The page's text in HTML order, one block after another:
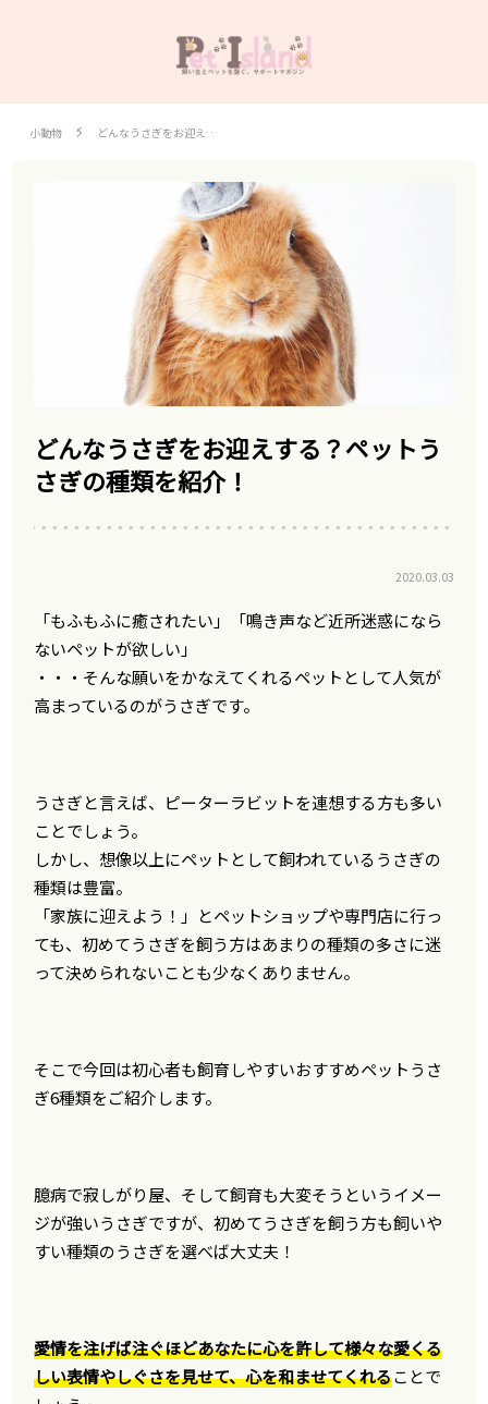
小動物 どんなうさぎをお迎え…
どんなうさぎをお迎えする？ペットう
さぎの種類を紹介！
2020.03.03
「もふもふに癒されたい」「鳴き声など近所迷惑になら
ないペットが欲しい」
・・・そんな願いをかなえてくれるペットとして人気が
高まっているのがうさぎです。
うさぎと言えば、ピーターラビットを連想する方も多い
ことでしょう。
しかし、想像以上にペットとして飼われているうさぎの
種類は豊富。
「家族に迎えよう！」とペットショップや専門店に行っ
ても、初めてうさぎを飼う方はあまりの種類の多さに迷
って決められないことも少なくありません。
そこで今回は初心者も飼育しやすいおすすめペットうさ
ぎ6種類をご紹介します。
臆病で寂しがり屋、そして飼育も大変そうというイメー
ジが強いうさぎですが、初めてうさぎを飼う方も飼いや
すい種類のうさぎを選べば大丈夫！
愛情を注げば注ぐほどあなたに心を許して様々な愛くる
しい表情やしぐさを見せて、心を和ませてくれることで